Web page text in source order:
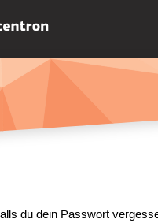
du dein Passwort